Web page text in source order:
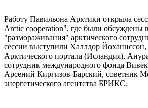
Работу Павильона Арктики открыла
Arctic cooperation", где были обсуждены
"размораживания" арктического
сессии выступили Халлдор Йоханнссон,
Арктического портала (Исландия),
сотрудник международного фонда
Арсений Киргизов-Барский, советник
энергетического агентства БРИКС.